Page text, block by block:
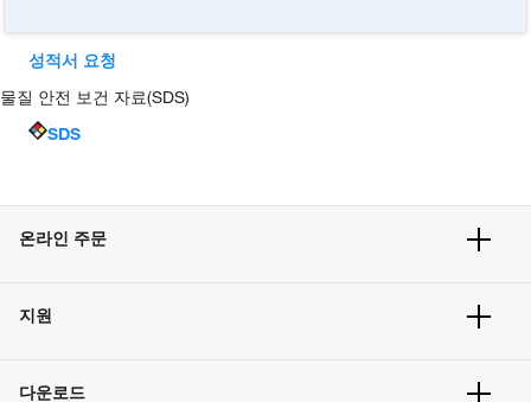
성적서 요청
물질 안전 보건 자료(SDS)
SDS
온라인 주문
주문 방법
벌크 주문
지원
다운로드